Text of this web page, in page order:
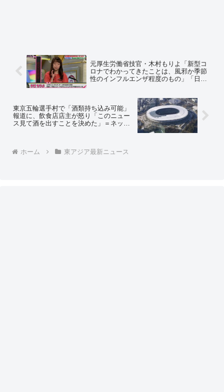
元厚生労働省技官・木村もりよ「新型コ
ロナでわかってきたことは、風邪か季節
性のインフルエンザ程度のもの」「日本
口では１０万人に１人しか風邪をひいて
はいけないと言っているに等しい」
東京五輪選手村で「酒類持ち込み可能」
報道に、飲食店店主が怒り「このニュー
ス見て酒を出すことを決めた」＝ネット
月後から出せ」
ホーム 東アジア最新ニュース